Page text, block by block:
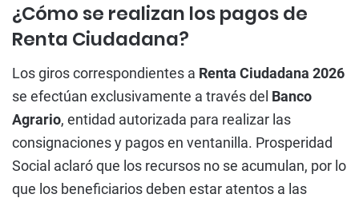
¿Cómo se realizan los pagos de
Renta Ciudadana?
Los giros correspondientes a Renta Ciudadana 2026
se efectúan exclusivamente a través del Banco
Agrario, entidad autorizada para realizar las
consignaciones y pagos en ventanilla. Prosperidad
Social aclaró que los recursos no se acumulan, por lo
que los beneficiarios deben estar atentos a las